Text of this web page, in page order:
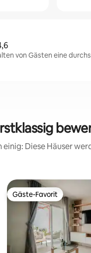
von Gästen eine
einig: Diese Häuser
Gäste-Favorit
Gäste-Favorit